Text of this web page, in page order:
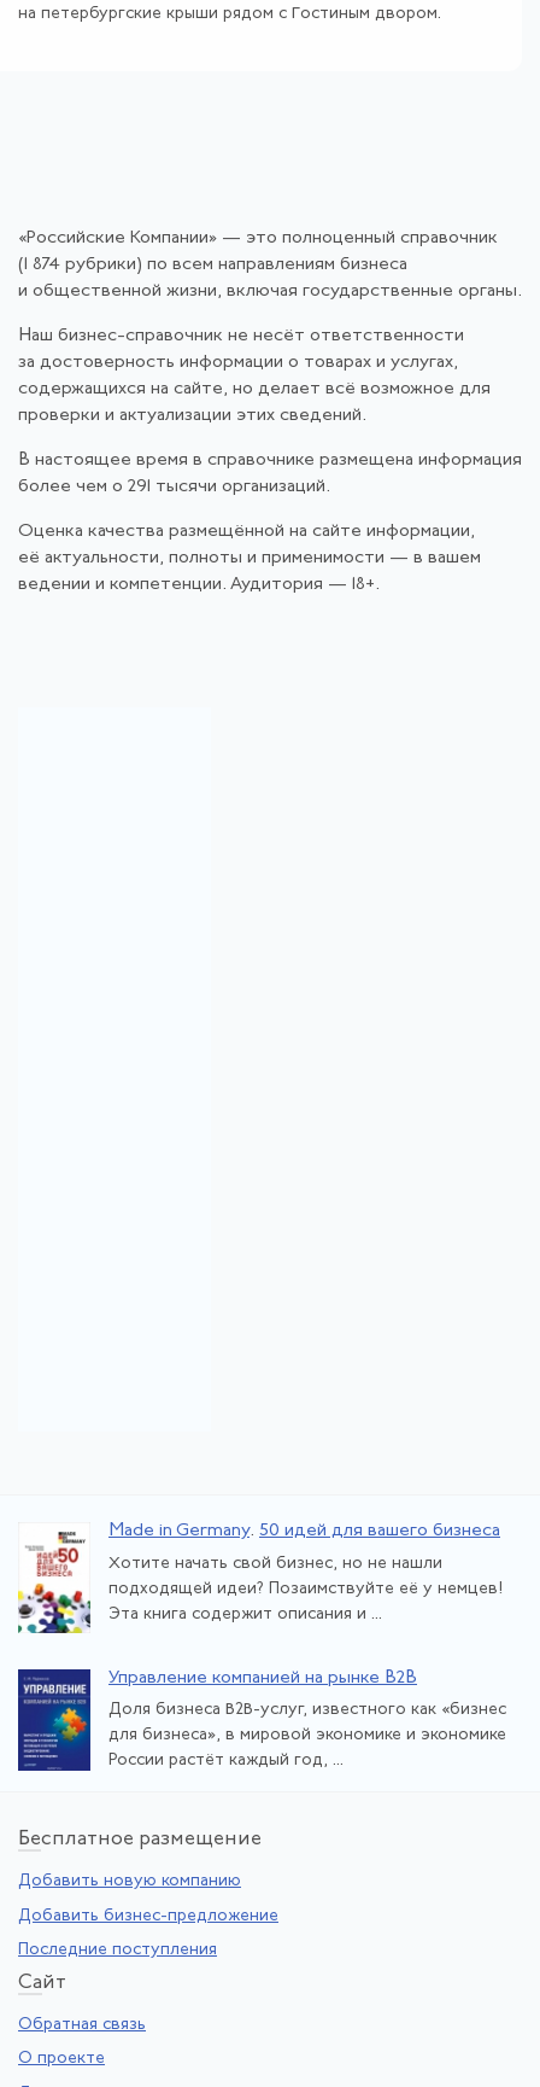
на петербургские крыши рядом с Гостиным двором.
«Российские Компании» — это полноценный справочник
(1 874 рубрики) по всем направлениям бизнеса
и общественной жизни, включая государственные органы.
Наш бизнес-справочник не несёт ответственности
за достоверность информации о товарах и услугах,
содержащихся на сайте, но делает всё возможное для
проверки и актуализации этих сведений.
В настоящее время в справочнике размещена информация
более чем о 291 тысячи организаций.
Оценка качества размещённой на сайте информации,
её актуальности, полноты и применимости — в вашем
ведении и компетенции. Аудитория — 18+.
Made in Germany. 50 идей для вашего бизнеса
Хотите начать свой бизнес, но не нашли
подходящей идеи? Позаимствуйте её у немцев!
Эта книга содержит описания и ...
Управление компанией на рынке В2В
Доля бизнеса В2В-услуг, известного как «бизнес
для бизнеса», в мировой экономике и экономике
России растёт каждый год, ...
Бесплатное размещение
Добавить новую компанию
Добавить бизнес-предложение
Последние поступления
Сайт
Обратная связь
О проекте